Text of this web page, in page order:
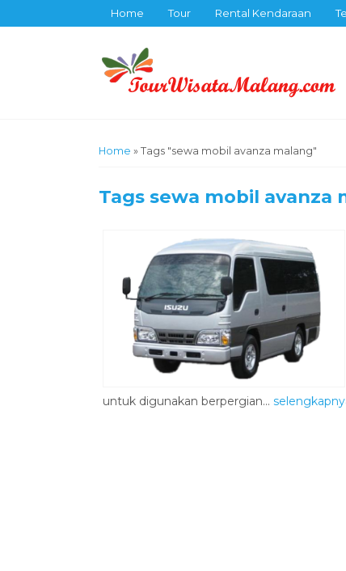
Home Tour Rental Kendaraan
Home » Tags "sewa mobil avanza malang"
Tags sewa mobil avanza
untuk digunakan berpergian...